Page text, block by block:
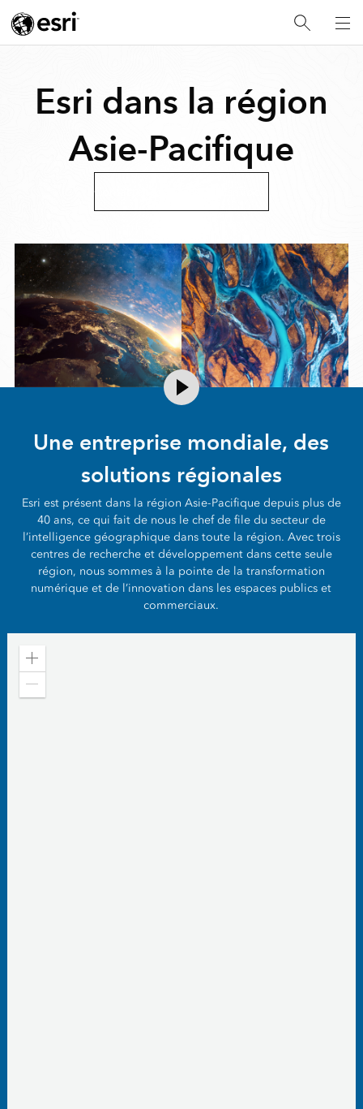
Esri dans la région
Asie-Pacifique
Contacter votre bureau Esri local
Une entreprise mondiale, des
solutions régionales
Esri est présent dans la région Asie-Pacifique depuis plus de
40 ans, ce qui fait de nous le chef de file du secteur de
l’intelligence géographique dans toute la région. Avec trois
centres de recherche et développement dans cette seule
région, nous sommes à la pointe de la transformation
numérique et de l’innovation dans les espaces publics et
commerciaux.
Zoom